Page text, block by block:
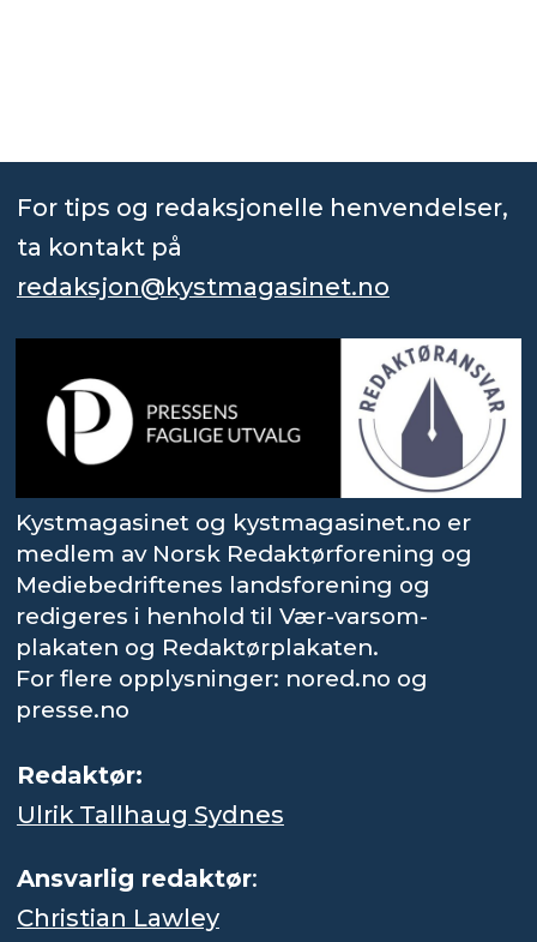
For tips og redaksjonelle henvendelser,
ta kontakt på
redaksjon@kystmagasinet.no
Kystmagasinet og kystmagasinet.no er
medlem av Norsk Redaktørforening og
Mediebedriftenes landsforening og
redigeres i henhold til Vær-varsom-
plakaten og Redaktørplakaten.
For flere opplysninger: nored.no og
presse.no
Redaktør:
Ulrik Tallhaug Sydnes
Ansvarlig redaktør:
Christian Lawley